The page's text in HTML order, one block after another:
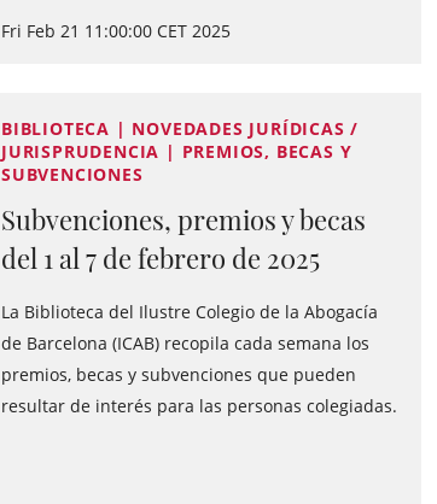
Fri Feb 21 11:00:00 CET 2025
BIBLIOTECA | NOVEDADES JURÍDICAS /
JURISPRUDENCIA | PREMIOS, BECAS Y
SUBVENCIONES
Subvenciones, premios y becas
del 1 al 7 de febrero de 2025
La Biblioteca del Ilustre Colegio de la Abogacía
de Barcelona (ICAB) recopila cada semana los
premios, becas y subvenciones que pueden
resultar de interés para las personas colegiadas.